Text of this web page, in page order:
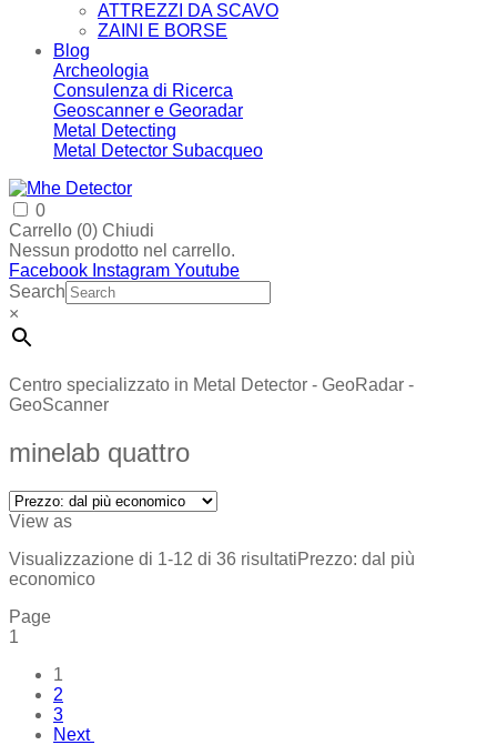
ATTREZZI DA SCAVO
ZAINI E BORSE
Blog
Archeologia
Consulenza di Ricerca
Geoscanner e Georadar
Metal Detecting
Metal Detector Subacqueo
0
Carrello (0) Chiudi
Nessun prodotto nel carrello.
Facebook Instagram Youtube
Search
×
Centro specializzato in Metal Detector - GeoRadar -
GeoScanner
minelab quattro
View as
Visualizzazione di 1-12 di 36 risultatiPrezzo: dal più
economico
Page
1
1
2
3
Next